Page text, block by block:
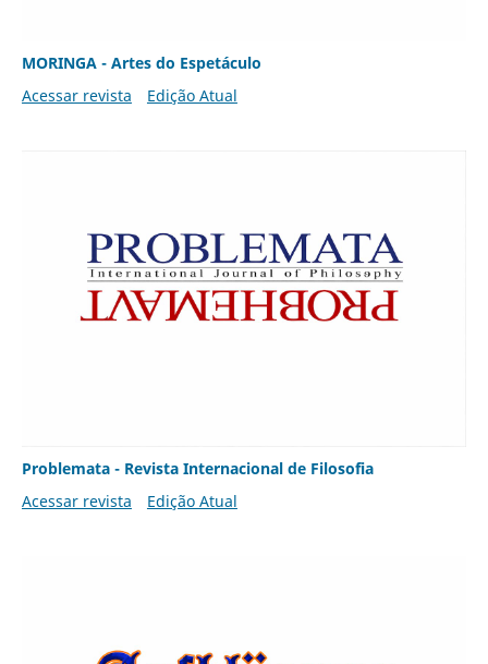
MORINGA - Artes do Espetáculo
Acessar revista
Edição Atual
Problemata - Revista Internacional de Filosofia
Acessar revista
Edição Atual